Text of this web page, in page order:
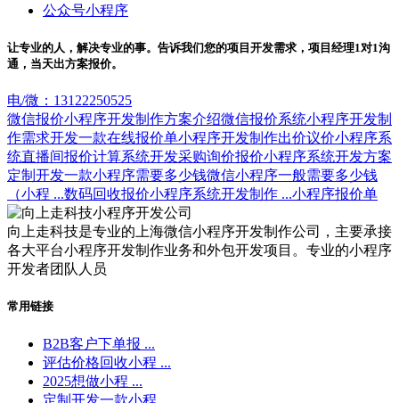
公众号小程序
让专业的人，解决专业的事。告诉我们您的项目开发需求，项目经理1对1沟
通，当天出方案报价。
电/微：13122250525
微信报价小程序开发制作方案介绍微信报价系统小程序开发制
作需求开发一款在线报价单小程序开发制作​出价议价小程序系
统直播间报价计算系统开发采购询价报价小程序系统开发方案
定制开发一款小程序需要多少钱微信小程序一般需要多少钱
（小程 ...数码回收报价小程序系统开发制作 ...小程序报价单
向上走科技是专业的上海微信小程序开发制作公司，主要承接
各大平台小程序开发制作业务和外包开发项目。专业的小程序
开发者团队人员
常用链接
B2B客户下单报 ...
评估价格回收小程 ...
2025想做小程 ...
定制开发一款小程 ...